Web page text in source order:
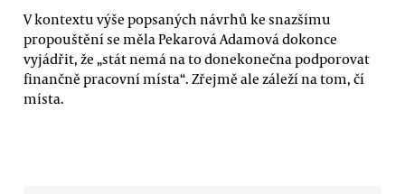
V kontextu výše popsaných návrhů ke snazšímu
propouštění se měla Pekarová Adamová dokonce
vyjádřit, že „stát nemá na to donekonečna podporovat
finančně pracovní místa“. Zřejmě ale záleží na tom, čí
místa.